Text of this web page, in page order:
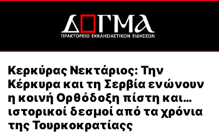
Κερκύρας Νεκτάριος: Την
Κέρκυρα και τη Σερβία ενώνουν
η κοινή Ορθόδοξη πίστη και…
ιστορικοί δεσμοί από τα χρόνια
της Τουρκοκρατίαςς